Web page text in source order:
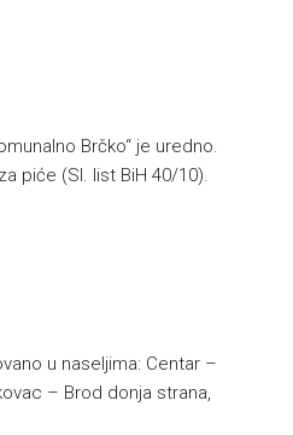
Brčko“ je uredno.
piće (Sl. list BiH 40/10).
u naseljima: Centar –
– Brod donja strana,